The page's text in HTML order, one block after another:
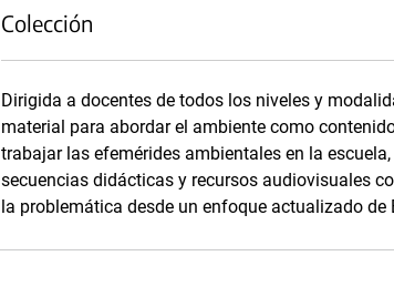
Colección
Dirigida a docentes de todos los niveles y
material para abordar el ambiente como
trabajar las efemérides ambientales en la
secuencias didácticas y recursos audiovisuales
la problemática desde un enfoque actualizado de